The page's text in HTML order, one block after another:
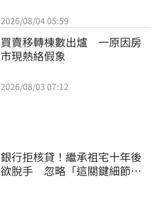
2026/08/04 05:59
買賣移轉棟數出爐　一原因房
市現熱絡假象
2026/08/03 07:12
銀行拒核貸！繼承祖宅十年後
欲脫手 忽略「這關鍵細節」